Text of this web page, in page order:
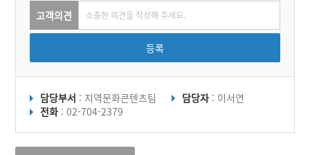
고객의견
등록
담당부서 : 지역문화콘텐츠팀 담당자 : 이서연
전화 : 02-704-2379